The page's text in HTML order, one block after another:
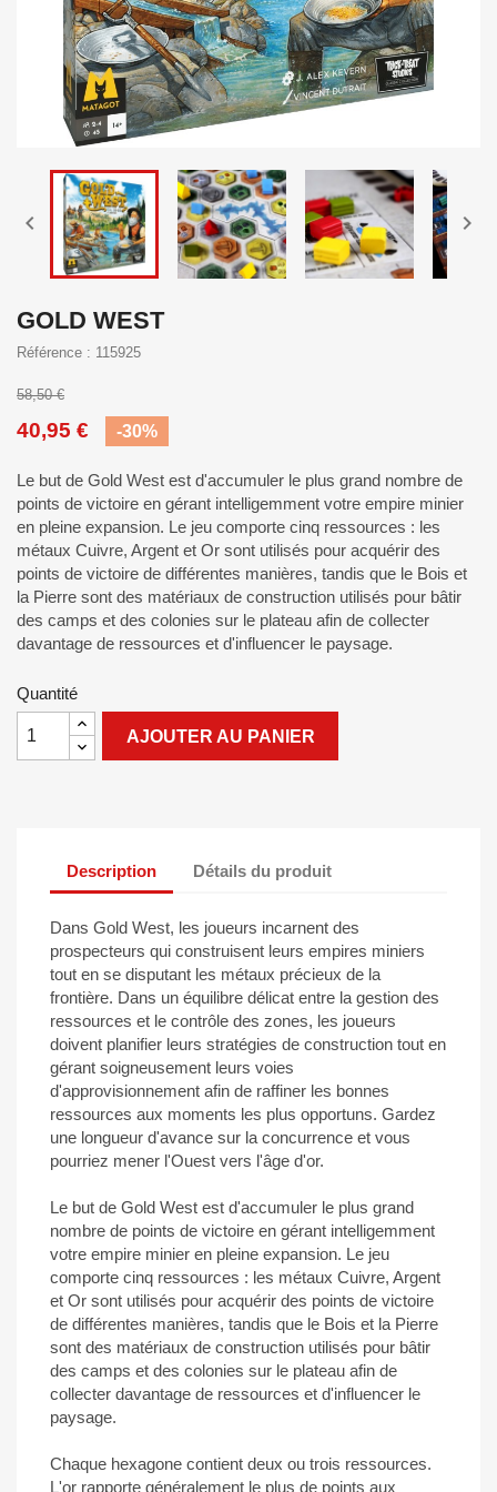
 
GOLD WEST
Référence : 115925
58,50 €
40,95 € -30%
Le but de Gold West est d'accumuler le plus grand nombre de
points de victoire en gérant intelligemment votre empire minier
en pleine expansion. Le jeu comporte cinq ressources : les
métaux Cuivre, Argent et Or sont utilisés pour acquérir des
points de victoire de différentes manières, tandis que le Bois et
la Pierre sont des matériaux de construction utilisés pour bâtir
des camps et des colonies sur le plateau afin de collecter
davantage de ressources et d'influencer le paysage.
Quantité
AJOUTER AU PANIER
Description Détails du produit
Dans Gold West, les joueurs incarnent des
prospecteurs qui construisent leurs empires miniers
tout en se disputant les métaux précieux de la
frontière. Dans un équilibre délicat entre la gestion des
ressources et le contrôle des zones, les joueurs
doivent planifier leurs stratégies de construction tout en
gérant soigneusement leurs voies
d'approvisionnement afin de raffiner les bonnes
ressources aux moments les plus opportuns. Gardez
une longueur d'avance sur la concurrence et vous
pourriez mener l'Ouest vers l'âge d'or.
Le but de Gold West est d'accumuler le plus grand
nombre de points de victoire en gérant intelligemment
votre empire minier en pleine expansion. Le jeu
comporte cinq ressources : les métaux Cuivre, Argent
et Or sont utilisés pour acquérir des points de victoire
de différentes manières, tandis que le Bois et la Pierre
sont des matériaux de construction utilisés pour bâtir
des camps et des colonies sur le plateau afin de
collecter davantage de ressources et d'influencer le
paysage.
Chaque hexagone contient deux ou trois ressources.
L'or rapporte généralement le plus de points aux